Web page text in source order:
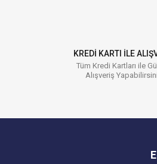
Ürün fiyatı diğer
Bu ürüne benzer farklı
KREDİ KARTI İLE
Tüm Kredi Kartları ile
Alışveriş